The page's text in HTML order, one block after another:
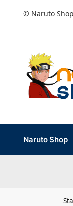
© Naruto
Naruto Shop